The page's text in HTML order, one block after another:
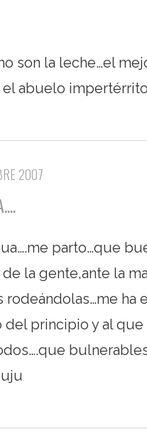
son la leche…el
abuelo
2007
parto…que
la gente,ante la
rodeándolas…me ha
principio y al que